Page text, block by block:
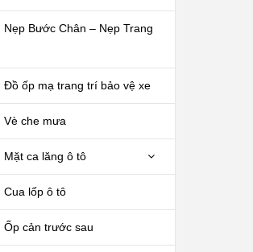
Nẹp Bước Chân – Nẹp Trang
Đồ ốp mạ trang trí bảo vệ xe
Vè che mưa
Mặt ca lăng ô tô
Cua lốp ô tô
Ốp cản trước sau